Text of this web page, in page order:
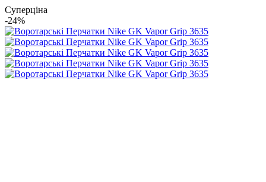
Суперціна
-24%